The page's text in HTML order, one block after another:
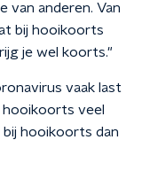
van anderen. Van
bij hooikoorts
je wel koorts."
vaak last
hooikoorts veel
hooikoorts dan